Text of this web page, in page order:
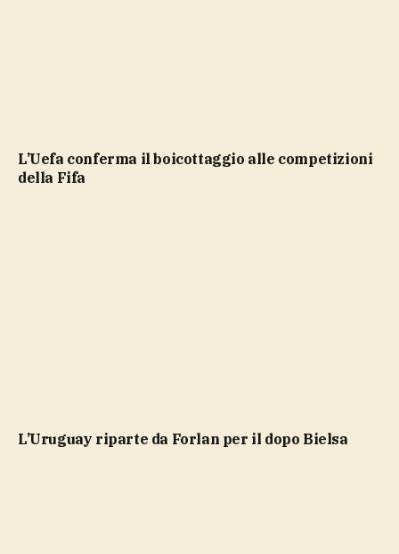
L’Uefa conferma il boicottaggio alle competizioni
della Fifa
L’Uruguay riparte da Forlan per il dopo Bielsa